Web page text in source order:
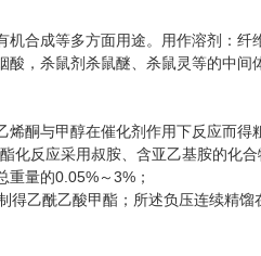
合成等多方面用途。用作溶剂：
，杀鼠剂杀鼠醚、杀鼠灵等的中间
酮与甲醇在催化剂作用下反应而得
化反应采用叔胺、含亚乙基胺的
量的0.05%～3%；
得乙酰乙酸甲酯；所述负压连续精